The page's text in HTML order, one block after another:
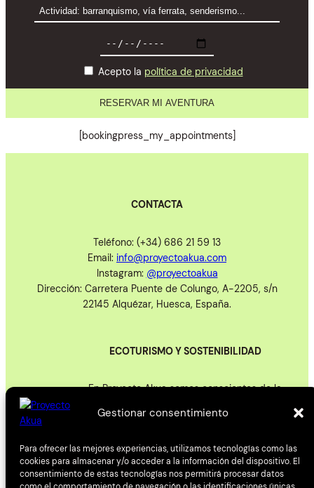
Gestionar consentimiento
Para ofrecer las mejores experiencias, utilizamos tecnologías como las
cookies para almacenar y/o acceder a la información del dispositivo. El
consentimiento de estas tecnologías nos permitirá procesar datos
Acepto la política de privacidad
[bookingpress_my_appointments]
CONTACTA
Teléfono: (+34) 686 21 59 13
Email: info@proyectoakua.com
Instagram: @proyectoakua
Dirección: Carretera Puente de Colungo, A-2205, s/n
22145 Alquézar, Huesca, España.
ECOTURISMO Y SOSTENIBILIDAD
En Proyecto Akua somos conscientes de la
importancia de cuidar el medio ambiente y respetar
nuestro entorno
espacios naturales y la sostenibilidad de nuestras
actividades. Adoptamos medidas que ayuden a
reducir los impactos de nuestra actividad en el